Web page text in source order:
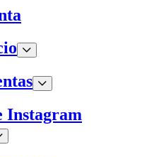
Instagram